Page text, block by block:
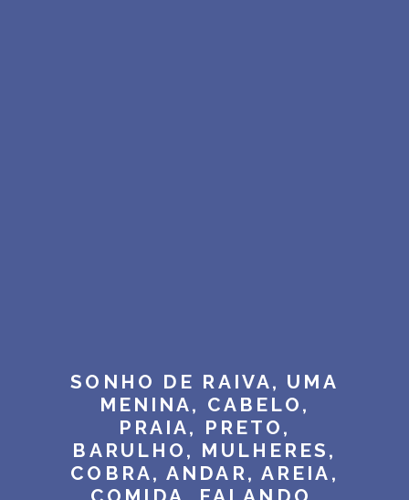
SONHO DE RAIVA, UMA
MENINA, CABELO,
PRAIA, PRETO,
BARULHO, MULHERES,
COBRA, ANDAR, AREIA,